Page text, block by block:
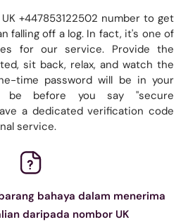
+447853122502 number to get
falling off a log. In fact, it's one of
for our service. Provide the
sit back, relax, and watch the
time password will be in your
be before you say "secure
a dedicated verification code
service.
bahaya dalam menerima
daripada nombor UK